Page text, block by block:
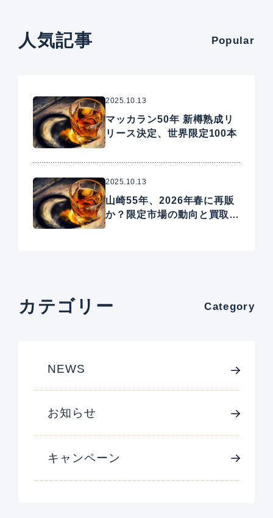
人気記事 Popular
2025.10.13
マッカラン50年 新樽熟成リ
リース決定、世界限定100本
2025.10.13
山崎55年、2026年春に再販
か？限定市場の動向と買取相
カテゴリー Category
NEWS
お知らせ
キャンペーン